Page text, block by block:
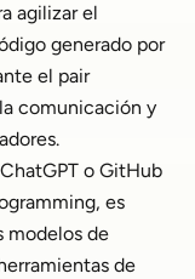
agilizar el
generado por
el pair
comunicación y
o GitHub
es
modelos de
de